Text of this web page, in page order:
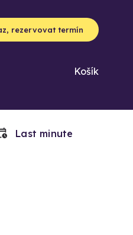
rezervovat termín
Košík
Last minute